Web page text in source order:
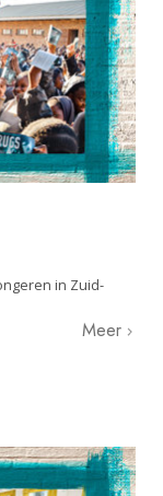
in Zuid-
Meer